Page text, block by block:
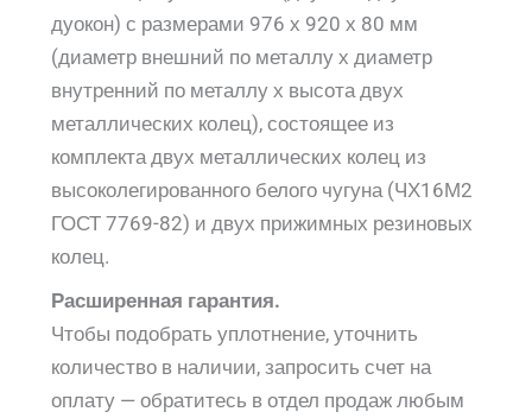
дуокон) с размерами 976 х 920 х 80 мм
(диаметр внешний по металлу х диаметр
внутренний по металлу х высота двух
металлических колец), состоящее из
комплекта двух металлических колец из
высоколегированного белого чугуна (ЧХ16М2
ГОСТ 7769-82) и двух прижимных резиновых
колец.
Расширенная гарантия.
Чтобы подобрать уплотнение, уточнить
количество в наличии, запросить счет на
оплату — обратитесь в отдел продаж любым